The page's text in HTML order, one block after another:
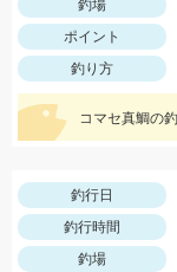
釣場
ポイント
釣り方
釣行日
釣行時間
釣場